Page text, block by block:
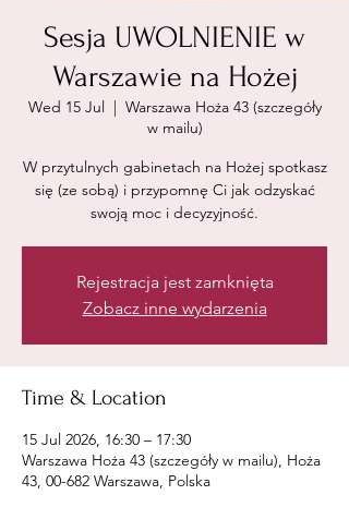
Sesja UWOLNIENIE w
Warszawie na Hożej
Wed 15 Jul
  |
Warszawa Hoża 43 (szczegóły
w mailu)
W przytulnych gabinetach na Hożej spotkasz
się (ze sobą) i przypomnę Ci jak odzyskać
swoją moc i decyzyjność.
Rejestracja jest zamknięta
Zobacz inne wydarzenia
Time & Location
15 Jul 2026, 16:30 – 17:30
Warszawa Hoża 43 (szczegóły w mailu), Hoża
43, 00-682 Warszawa, Polska